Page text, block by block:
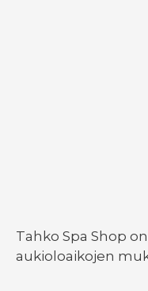
Tahko Spa Shop
aukioloaikojen